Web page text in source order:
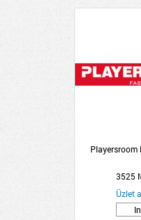
Playersroom
3525
Üzlet